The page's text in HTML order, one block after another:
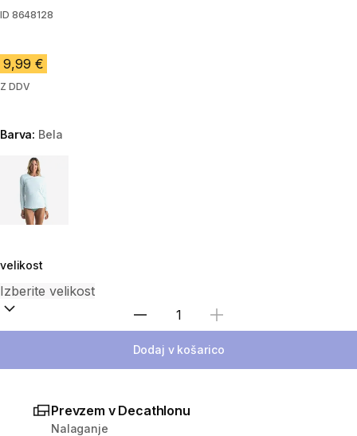
ID 8648128
9,99 €
Z DDV
Barva: Bela
Choose a variant
velikost
Izberite količino
Dodaj v košarico
Prevzem v Decathlonu
Nalaganje